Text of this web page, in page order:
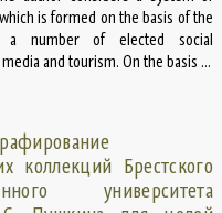
is formed on the basis of the
a number of elected social
and tourism. On the basis ...
коллекций Брестского
университета